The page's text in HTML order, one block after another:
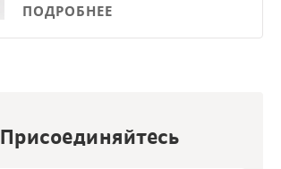
ПОДРОБНЕЕ
Присоединяйтесь